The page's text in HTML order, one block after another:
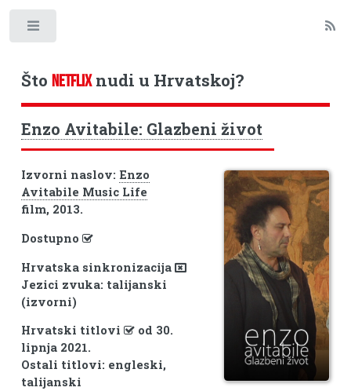
Što NETFLIXnudi u Hrvatskoj?
Enzo Avitabile: Glazbeni život
Izvorni naslov: Enzo
Avitabile Music Life
film, 2013.
Dostupno
Hrvatska sinkronizacija
Jezici zvuka: talijanski
(izvorni)
Hrvatski titlovi
od 30.
lipnja 2021.
Ostali titlovi: engleski,
talijanski